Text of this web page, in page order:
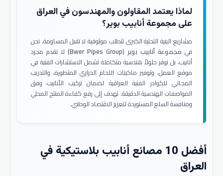
لماذا يعتمد المقاولون والمهندسون في العراق
على مجموعة أنابيب بوير؟
مشاريع البنية التحتية الكبرى تتطلب موثوقية لا تقبل المساومة. نحن
في مجموعة أنابيب بوير (Bwer Pipes Group)
لا نقدم مجرد
أنابيب، بل نوفر حلولاً هندسية متكاملة تشمل الاستشارات الفنية في
موقع العمل، وتوفير ماكينات اللحام الحراري المتطورة، والتدريب
المجاني للكوادر الفنية العراقية لضمان تركيب الأنابيب وفق
المواصفات الهندسية الدقيقة. نهدف إلى رفع كفاءة المنتج المحلي
ومنافسة السلع المستوردة لتعزيز الاقتصاد الوطني.
أفضل 10 مصانع أنابيب بلاستيكية في
العراق